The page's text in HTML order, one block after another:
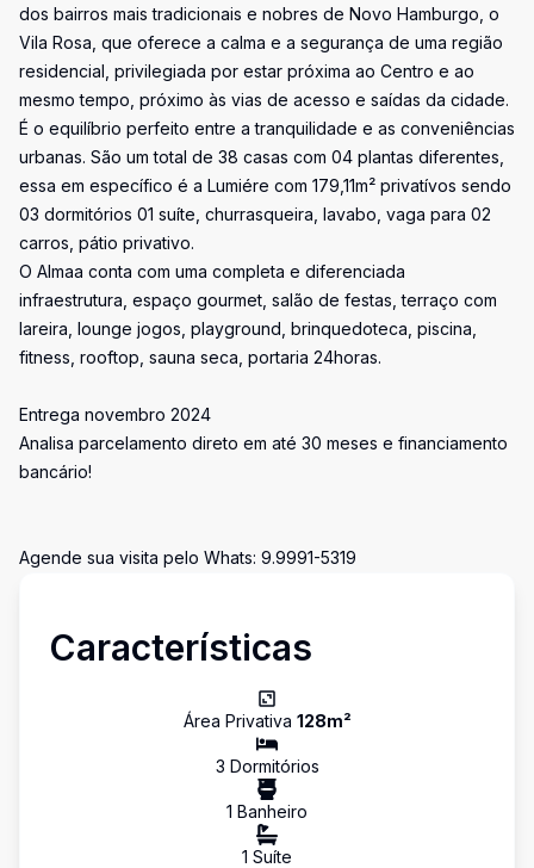
dos bairros mais tradicionais e nobres de Novo Hamburgo, o
Vila Rosa, que oferece a calma e a segurança de uma região
residencial, privilegiada por estar próxima ao Centro e ao
mesmo tempo, próximo às vias de acesso e saídas da cidade.
É o equilíbrio perfeito entre a tranquilidade e as conveniências
urbanas. São um total de 38 casas com 04 plantas diferentes,
essa em específico é a Lumiére com 179,11m² privatívos sendo
03 dormitórios 01 suíte, churrasqueira, lavabo, vaga para 02
carros, pátio privativo.
O Almaa conta com uma completa e diferenciada
infraestrutura, espaço gourmet, salão de festas, terraço com
lareira, lounge jogos, playground, brinquedoteca, piscina,
fitness, rooftop, sauna seca, portaria 24horas.
Entrega novembro 2024
Analisa parcelamento direto em até 30 meses e financiamento
bancário!
Agende sua visita pelo Whats: 9.9991-5319
Características
Área Privativa 128m²
3 Dormitórios
1 Banheiro
1 Suíte